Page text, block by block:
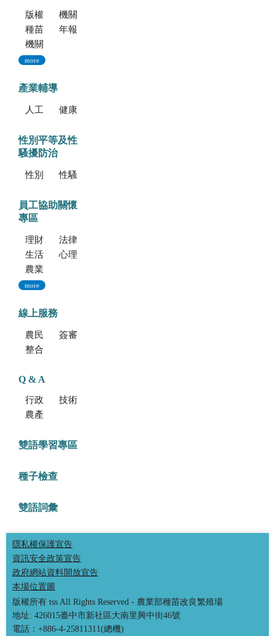
版權聲明--本網站發表之所有文章，係為學術研究成果，不得引用於產品及食品之標示、宣傳及廣告。若不當引用，應自負法律責任。
機關簡介
種苗科技專訊
年報
機關誌
more
產業輔導
人工培植拖鞋蘭 健康種苗驗證
性別平等及性
騷擾防治
性別平等專區 性騷擾防治專區
員工協助關懷
專區
理財資源
法律資源
生活健康資源
心理資源
農業部特約員工協助方案諮詢服務
more
線上服務
農民學院
簽審通關共同作業平台
整合型植物種苗檢測服務多元平台
Q & A
行政方面
技術方面
農產品食安專區
雙語學習專區
種子檢查
雙語詞彙
隱私權保護宣告
資訊安全政策宣告
政府網站資料開放宣告
本場位置圖
版權所有 tss All Rights Reserved - 農業部種苗改良繁殖場
地址: 426015臺中市新社區大南里興中街46號
電話：+886-4-25811311(總機)